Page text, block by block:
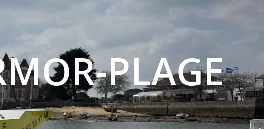
PLAGE